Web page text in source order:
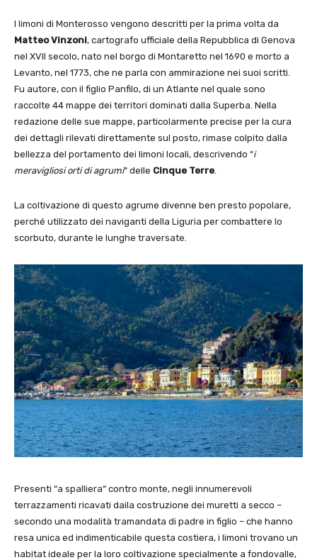
I limoni di Monterosso vengono descritti per la prima volta da
Matteo Vinzoni, cartografo ufficiale della Repubblica di Genova
nel XVII secolo, nato nel borgo di Montaretto nel 1690 e morto a
Levanto, nel 1773, che ne parla con ammirazione nei suoi scritti.
Fu autore, con il figlio Panfilo, di un Atlante nel quale sono
raccolte 44 mappe dei territori dominati dalla Superba. Nella
redazione delle sue mappe, particolarmente precise per la cura
dei dettagli rilevati direttamente sul posto, rimase colpito dalla
bellezza del portamento dei limoni locali, descrivendo “i
meravigliosi orti di agrumi“ delle Cinque Terre
La coltivazione di questo agrume divenne ben presto popolare,
perché utilizzato dei naviganti della Liguria per combattere lo
scorbuto, durante le lunghe traversate.
Presenti “a spalliera“ contro monte, negli innumerevoli
terrazzamenti ricavati daila costruzione dei muretti a secco –
secondo una modalità tramandata di padre in figlio – che hanno
resa unica ed indimenticabile questa costiera, i limoni trovano un
habitat ideale per la loro coltivazione specialmente a fondovalle,